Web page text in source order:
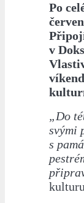
Po
v
„Do
svými
s